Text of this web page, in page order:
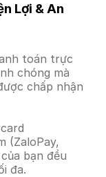
Lợi & An
toán trực
chóng mà
chấp nhận
(ZaloPay,
bạn đều
đa.